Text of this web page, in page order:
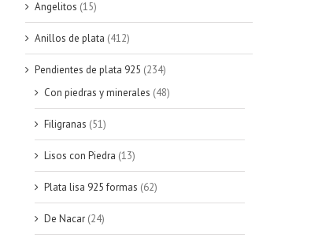
Angelitos (15)
Anillos de plata (412)
Pendientes de plata 925 (234)
Con piedras y minerales (48)
Filigranas (51)
Lisos con Piedra (13)
Plata lisa 925 formas (62)
De Nacar (24)